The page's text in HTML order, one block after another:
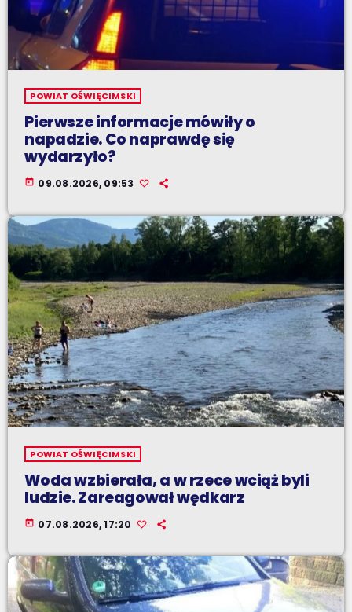
POWIAT OŚWIĘCIMSKI
Pierwsze informacje mówiły o
napadzie. Co naprawdę się
wydarzyło?
today 09.08.2026, 09:53
POWIAT OŚWIĘCIMSKI
Woda wzbierała, a w rzece wciąż byli
ludzie. Zareagował wędkarz
today 07.08.2026, 17:20